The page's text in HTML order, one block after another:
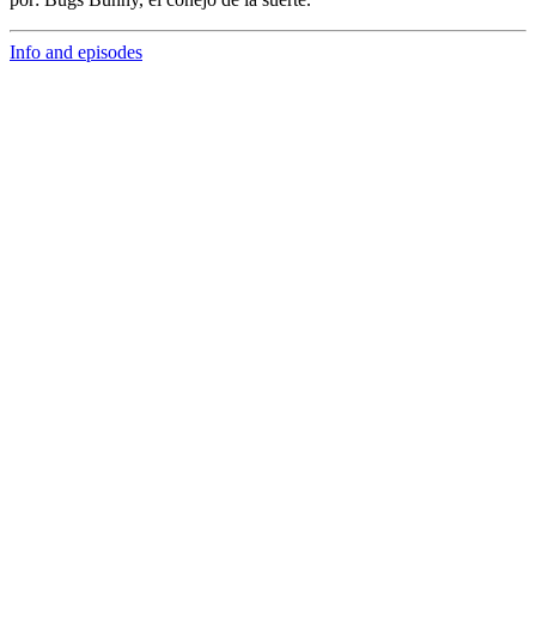
Info and episodes